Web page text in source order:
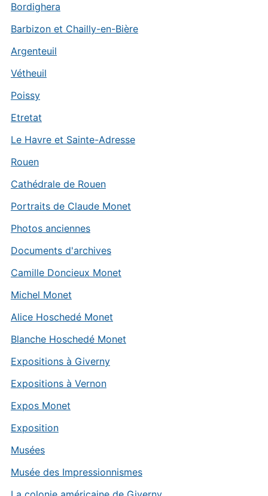
Bordighera
Barbizon et Chailly-en-Bière
Argenteuil
Vétheuil
Poissy
Etretat
Le Havre et Sainte-Adresse
Rouen
Cathédrale de Rouen
Portraits de Claude Monet
Photos anciennes
Documents d'archives
Camille Doncieux Monet
Michel Monet
Alice Hoschedé Monet
Blanche Hoschedé Monet
Expositions à Giverny
Expositions à Vernon
Expos Monet
Exposition
Musées
Musée des Impressionnismes